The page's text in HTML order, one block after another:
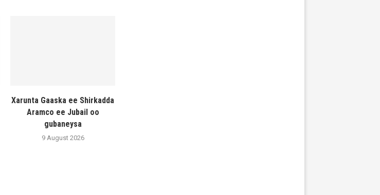
Xarunta Gaaska ee Shirkadda
Aramco ee Jubail oo
gubaneysa
9 August 2026